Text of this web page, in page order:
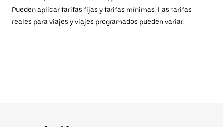
Pueden aplicar tarifas fijas y tarifas mínimas. Las tarifas
reales para viajes y viajes programados pueden variar.